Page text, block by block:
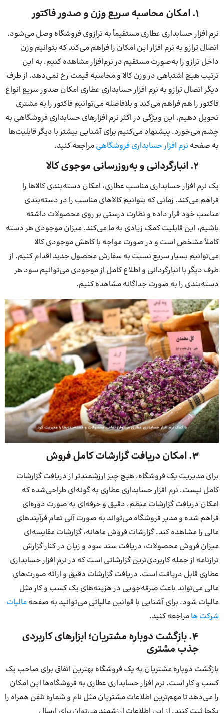
1. امکان محاسبه سریع وزن و صدور فاکتور
نرم افزار حسابداری عطاری مستقیماً به ترازوی فروشگاه وصل می‌شود.
اتصال ترازو به نرم افزار این امکان را فراهم می‌کند که بتوانیم وزن
داخل ترازو را به‌صورت مستقیم در نرم‌افزار مشاهده کنیم. به این
ترتیب هیچ اشتباهی در وزن کالا و محاسبه قیمت رخ نمی‌دهد. از طرف
دیگر اتصال ترازو به نرم افزار حسابداری عطاری امکان صدور سریع انواع
فاکتور را هم فراهم می‌کند و بلافاصله می‌توانیم فاکتور را به مشتری
تحویل دهیم. این ویژگی در اکثر نرم افزارهای حسابداری فروشگاهی به
چشم می‌خورد. پیشنهاد می‌کنیم برای آشنایی بیشتر با دیگر قابلیت‌ها
به صفحه نرم افزار حسابداری فروشگاهیمراجعه کنید.
2. انبارگردانی و به‌روزرسانی موجوی کالا
یک نرم افزار حسابداری مناسب عطاری، امکان دسته‌بندی کالاها را
فراهم می‌کند. زمانی که بتوانیم کالاهای مناسب را در دسته‌بندی
مناسب خود قرار داده و نظارت درستی بر روی محصولات داشته
باشیم، این قابلیت کمک زیادی به ما می‌کند. میزان موجودی هر دسته
کاملاً مشخص است و در صورت مواجه با کاهش موجودی کالا
می‌توانیم بسیار سریع نسبت به سفارش محصول جدید اقدام کنیم. از
طرف دیگر با انبارگردانی و اطلاع کامل از موجودی می‌توانیم سود هر
دسته‌بندی را به صورت جداگانه مشاهده کنیم.
۳. امکان دریافت گزارشات کامل فروش
برای مدیریت یک فروشگاه، هیچ چیز ارزشمندتر از دریافت گزارشات
کامل نیست. نرم افزار حسابداری عطاری به گونه‌ای طراحی‌شده که
امکان دریافت گزارشات منظم، دقیق و حرفه‌ای به صورت دوره‌ای
فراهم شده و مدیر فروشگاه می‌تواند به صورت آنی تمام فرآیندهای
مالی را مشاهده کند. گزارشات فروش ماهانه، گزارشات مقایسه‌ای
میزان فروش محصولات، دریافت سند سود و زیان در کنار گزارش
ترازنامه از جمله کاربردی‌ترین گزارشاتی است که در نرم افزار حسابداری
عطاری قابل دریافت است. دریافت گزارشات دقیق و ارائه صورت‌های
مالی می‌تواند باعث صرفه‌جویی در هزینه‌های یک کسب و کار مثل
مالیات شود. برای آشنایی با قوانین مالیاتی می‌توانید به صفحهمالیات
شرکت هامراجعه کنید.
۴. بازگشت دوباره مشتریان؛ ابزارهای کاربردی
جذب مشتری
بازگشت دوباره مشتریان به یک فروشگاه بهترین اتفاق برای صاحب یک
کسب و کار است. نرم افزار حسابداری عطاری به فروشگاه‌ها این امکان
را می‌دهد تا مهم‌ترین اطلاعات مشتریان مثل نام و شماره تلفن همراه را